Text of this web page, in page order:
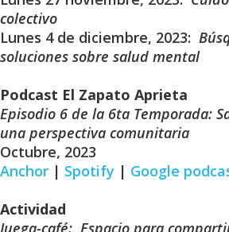
colectivo
Lunes 4 de diciembre, 2023:
soluciones sobre salud mental
Podcast El Zapato Aprieta
Episodio 6 de la 6ta Temporada:
una perspectiva comunitaria
Octubre, 2023
Anchor | Spotify | Google
Actividad
Juega-café: Espacio para